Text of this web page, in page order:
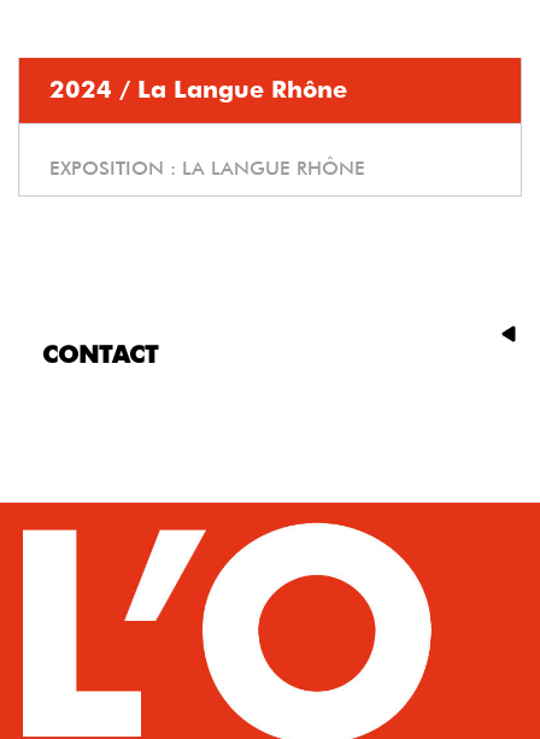
2024 / La Langue Rhône
EXPOSITION : LA LANGUE RHÔNE
CONTACT